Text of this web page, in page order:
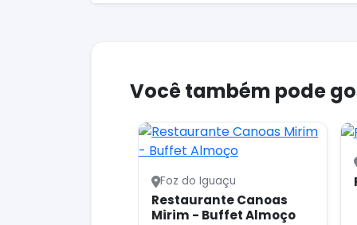
Você também pode
Foz do Iguaçu
Restaurante Canoas
Mirim - Buffet Almoço